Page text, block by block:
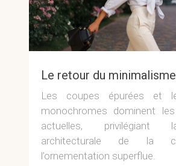
Le retour du
Les coupes épurées et
monochromes dominent
actuelles, privilégiant
architecturale de la
l’ornementation superflue.